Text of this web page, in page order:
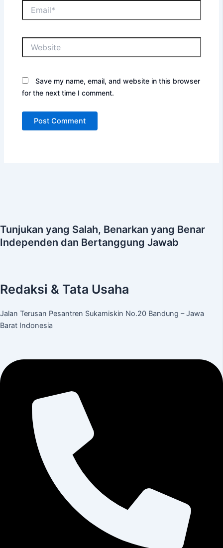
Save my name, email, and website in this browser
for the next time I comment.
Tunjukan yang Salah, Benarkan yang Benar
Independen dan Bertanggung Jawab
Redaksi & Tata Usaha
Jalan Terusan Pesantren Sukamiskin No.20 Bandung – Jawa
Barat Indonesia